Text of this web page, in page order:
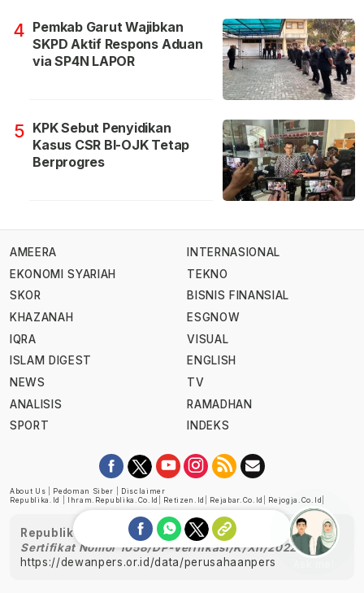
4 Pemkab Garut Wajibkan
SKPD Aktif Respons Aduan
via SP4N LAPOR
5 KPK Sebut Penyidikan
Kasus CSR BI-OJK Tetap
Berprogres
AMEERA
EKONOMI SYARIAH
SKOR
KHAZANAH
IQRA
ISLAM DIGEST
NEWS
ANALISIS
SPORT
INTERNASIONAL
TEKNO
BISNIS FINANSIAL
ESGNOW
VISUAL
ENGLISH
TV
RAMADHAN
INDEKS
About Us Pedoman Siber
Disclaimer
Republika.id
Ihram.republika.co.id Retizen.id Rejabar.co.id Rejogja.co.id
Republika telah diverifikasi oleh Dewan Pers
Sertifikat Nomor 1058/DP-Verifikasi/K/XII/2022
https://dewanpers.or.id/data/perusahaanpers